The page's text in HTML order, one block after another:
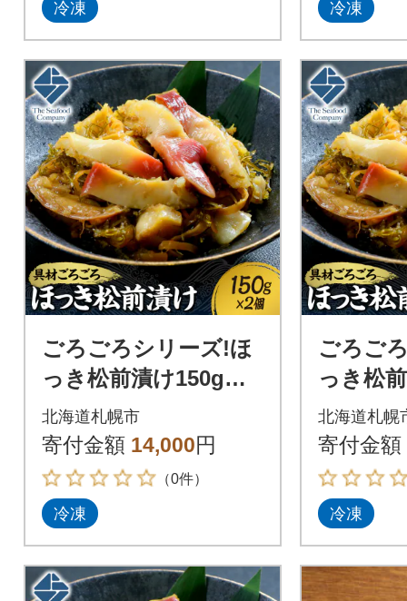
冷凍 冷凍
ごろごろシリーズ!ほ
っき松前漬け150g 2
個セット_hs408-047
北海道札幌市
寄付金額 14,000円
（0件）
冷凍
ごろご
っき松
個セッ
北海道札幌
寄付金額
冷凍